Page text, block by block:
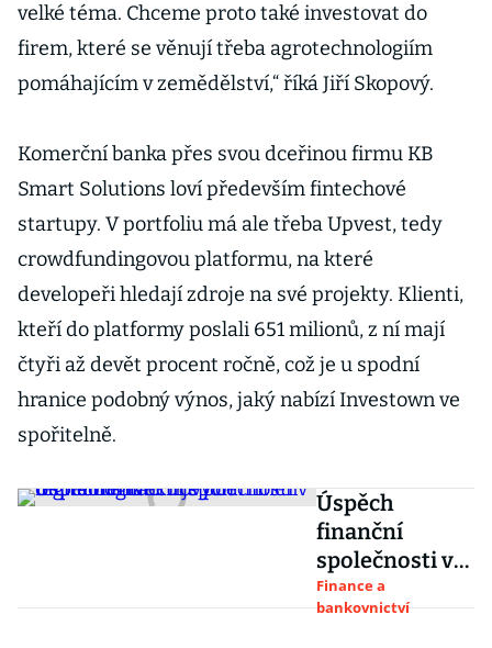
velké téma. Chceme proto také investovat do
firem, které se věnují třeba agrotechnologiím
pomáhajícím v zemědělství,“ říká Jiří Skopový.
Komerční banka přes svou dceřinou firmu KB
Smart Solutions loví především fintechové
startupy. V portfoliu má ale třeba Upvest, tedy
crowdfundingovou platformu, na které
developeři hledají zdroje na své projekty. Klienti,
kteří do platformy poslali 651 milionů, z ní mají
čtyři až devět procent ročně, což je u spodní
hranice podobný výnos, jaký nabízí Investown ve
spořitelně.
Úspěch
finanční
společnosti v
digitálním
věku je
Finance a
bankovnictví